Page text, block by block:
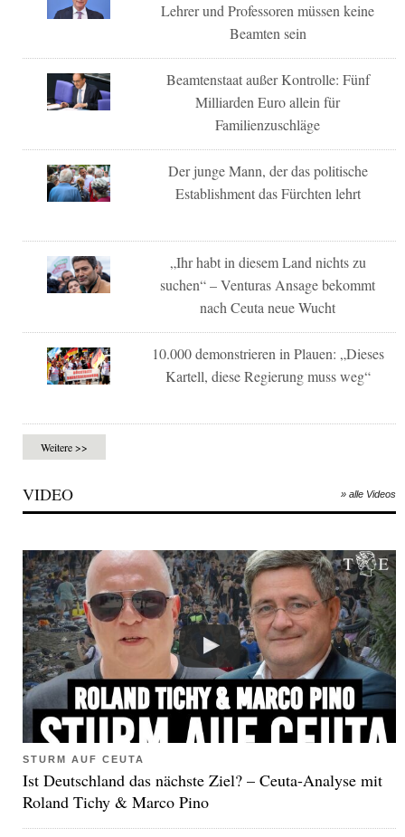
Lehrer und Professoren müssen keine
Beamten sein
Beamtenstaat außer Kontrolle: Fünf
Milliarden Euro allein für
Familienzuschläge
Der junge Mann, der das politische
Establishment das Fürchten lehrt
„Ihr habt in diesem Land nichts zu
suchen“ – Venturas Ansage bekommt
nach Ceuta neue Wucht
10.000 demonstrieren in Plauen: „Dieses
Kartell, diese Regierung muss weg“
Weitere >>
VIDEO » alle Videos
STURM AUF CEUTA
Ist Deutschland das nächste Ziel? – Ceuta-Analyse mit
Roland Tichy & Marco Pino